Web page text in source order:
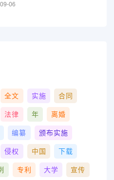
06
全文 实施 合同
法律 年 离婚
编纂 颁布实施
侵权 中国 下载
专利 大学 宣传